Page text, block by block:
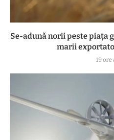
Se-adună norii peste piața
marii
19 ore